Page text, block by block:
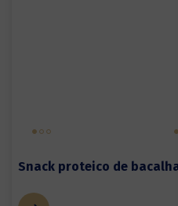
Snack proteico de